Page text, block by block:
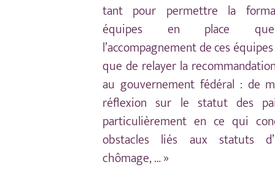
tant pour permettre la
équipes en place
l’accompagnement de ces
que de relayer la
au gouvernement fédéral : de
réflexion sur le statut des
particulièrement en ce qui
obstacles liés aux statuts
chômage, … »